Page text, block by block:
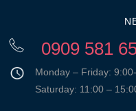
0909 581
Monday – Friday:
Saturday: 11:00 –